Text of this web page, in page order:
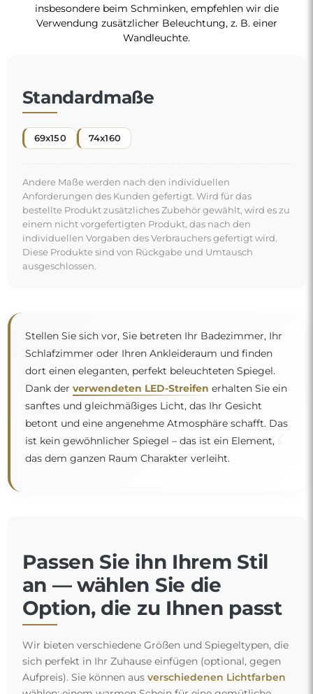
insbesondere beim Schminken, empfehlen wir die
Verwendung zusätzlicher Beleuchtung, z. B. einer
Wandleuchte.
Standardmaße
69x150 74x160
Andere Maße werden nach den individuellen
Anforderungen des Kunden gefertigt. Wird für das
bestellte Produkt zusätzliches Zubehör gewählt, wird es zu
einem nicht vorgefertigten Produkt, das nach den
individuellen Vorgaben des Verbrauchers gefertigt wird.
Diese Produkte sind von Rückgabe und Umtausch
ausgeschlossen.
Stellen Sie sich vor, Sie betreten Ihr Badezimmer, Ihr
Schlafzimmer oder Ihren Ankleideraum und finden
dort einen eleganten, perfekt beleuchteten Spiegel.
Dank der verwendeten LED-Streifen erhalten Sie ein
sanftes und gleichmäßiges Licht, das Ihr Gesicht
betont und eine angenehme Atmosphäre schafft. Das
ist kein gewöhnlicher Spiegel – das ist ein Element,
das dem ganzen Raum Charakter verleiht.
“
Passen Sie ihn Ihrem Stil
an — wählen Sie die
Option, die zu Ihnen passt
Wir bieten verschiedene Größen und Spiegeltypen, die
sich perfekt in Ihr Zuhause einfügen (optional, gegen
Aufpreis). Sie können aus verschiedenen Lichtfarben